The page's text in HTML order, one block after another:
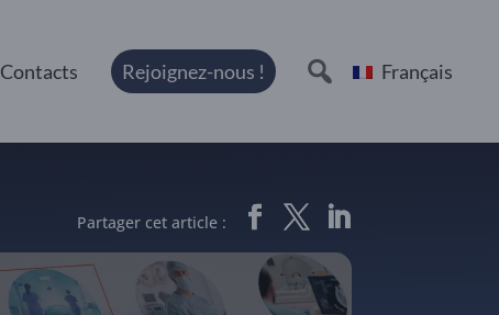
Contacts Rejoignez-nous ! Français
Partager cet article :